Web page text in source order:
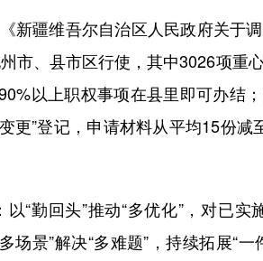
疆维吾尔自治区人民政府关于
市、县市区行使，其中3026项重
以上职权事项在县里即可办结
更”登记，申请材料从平均15份
勤回头”推动“多优化”，对已实
景”解决“多难题”，持续拓展“